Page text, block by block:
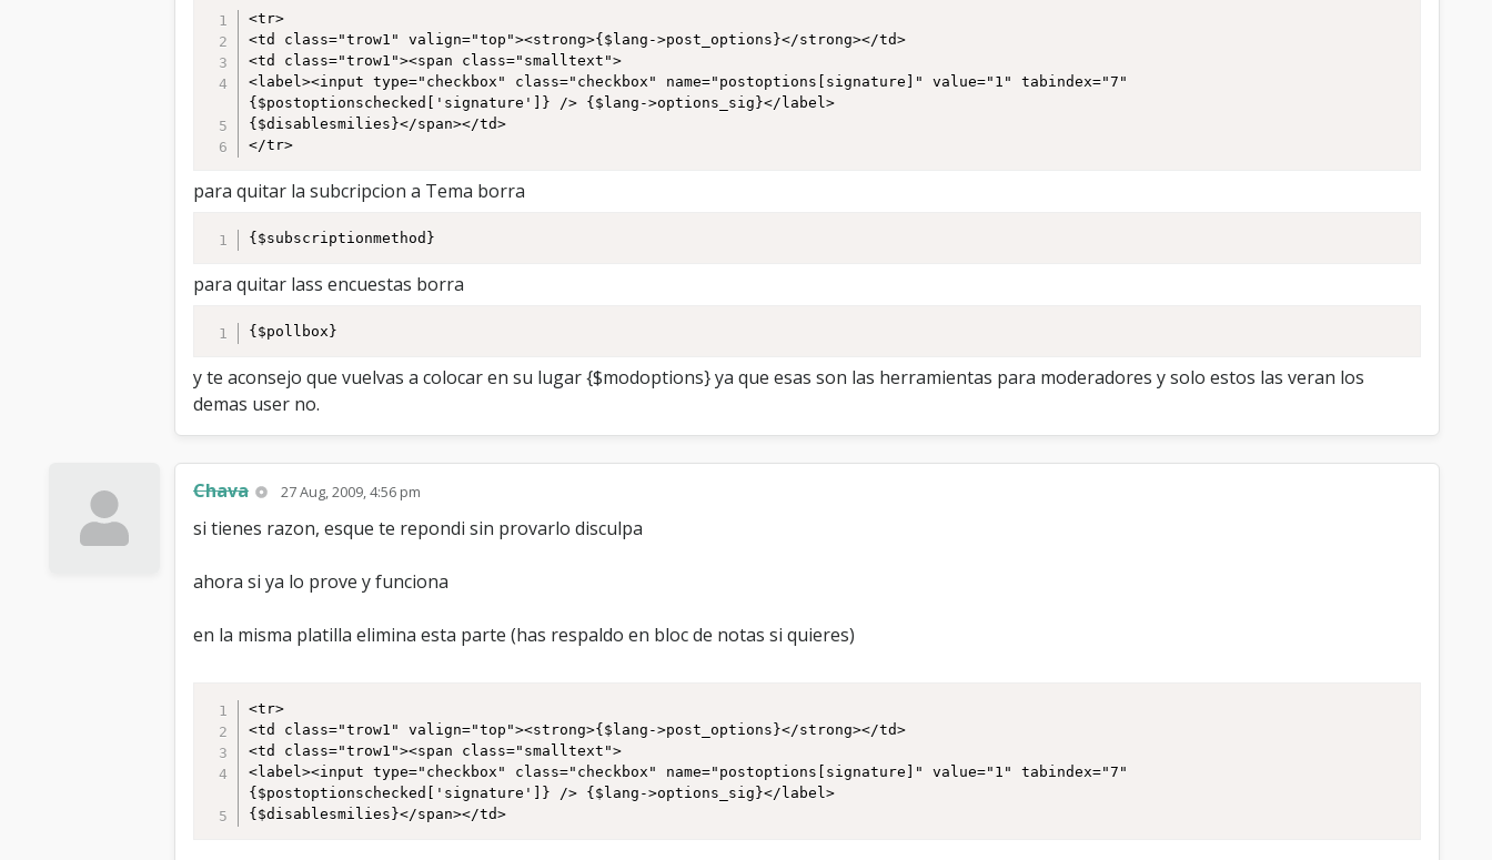
<tr>
<td class="trow1" valign="top"><strong>{$lang->post_options}</strong></td>
<td class="trow1"><span class="smalltext">
<label><input type="checkbox" class="checkbox" name="postoptions[signature]" value="1" tabindex="7"
{$postoptionschecked['signature']} /> {$lang->options_sig}</label>
{$disablesmilies}</span></td>
</tr>
para quitar la subcripcion a Tema borra
{$subscriptionmethod}
para quitar lass encuestas borra
{$pollbox}
y te aconsejo que vuelvas a colocar en su lugar {$modoptions} ya que esas son las herramientas para moderadores y solo estos las veran los
demas user no.
Chava 27 Aug, 2009, 4:56 pm
si tienes razon, esque te repondi sin provarlo disculpa
ahora si ya lo prove y funciona
en la misma platilla elimina esta parte (has respaldo en bloc de notas si quieres)
<tr>
<td class="trow1" valign="top"><strong>{$lang->post_options}</strong></td>
<td class="trow1"><span class="smalltext">
<label><input type="checkbox" class="checkbox" name="postoptions[signature]" value="1" tabindex="7"
{$postoptionschecked['signature']} /> {$lang->options_sig}</label>
{$disablesmilies}</span></td>